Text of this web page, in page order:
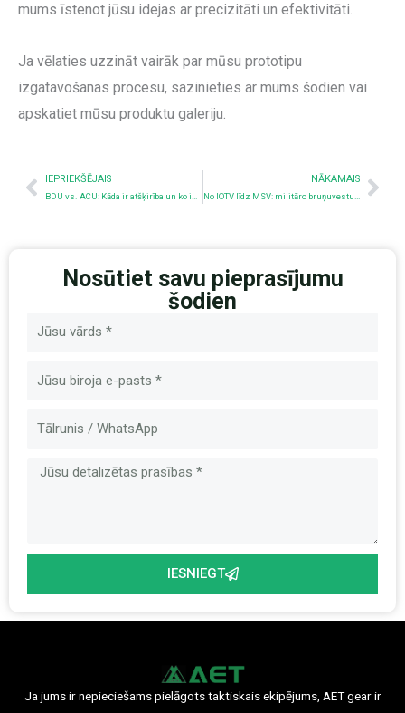
mums īstenot jūsu idejas ar precizitāti un efektivitāti.
Ja vēlaties uzzināt vairāk par mūsu prototipu
izgatavošanas procesu, sazinieties ar mums šodien vai
apskatiet mūsu produktu galeriju.
Iepriekšējais
IEPRIEKŠĒJAIS NĀKAMAIS
Nosūtiet savu pieprasījumu
šodien
IESNIEGT
Ja jums ir nepieciešams pielāgots taktiskais ekipējums, AET gear ir